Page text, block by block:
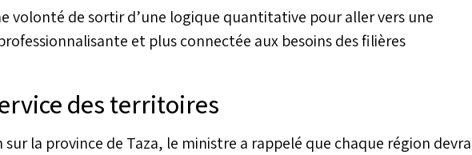
volonté de sortir d’une logique quantitative pour aller vers une
et plus connectée aux besoins des filières
des territoires
la province de Taza, le ministre a rappelé que chaque région devra